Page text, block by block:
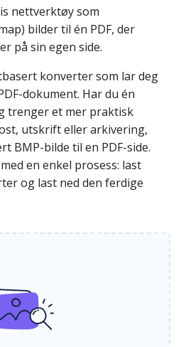
nettverktøy som
bilder til én PDF, der
på sin egen side.
konverter som lar deg
dokument. Har du én
trenger et mer praktisk
utskrift eller arkivering,
BMP-bilde til en PDF-side.
en enkel prosess: last
og last ned den ferdige